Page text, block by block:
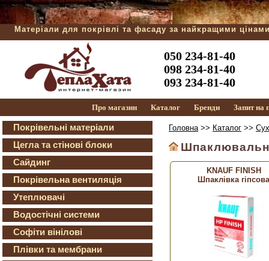
Матеріали для покрівлі та фасаду за найкращими
050 234-81-40
098 234-81-40
093 234-81-40
Про магазин Каталог Бренди Запит на
Покрівельні матеріали
Цегла та стінові блоки
Сайдинг
Покрівельна вентиляція
Утеплювачі
Водостічні системи
Софіти вінілові
Плівки та мембрани
Головна>> Каталог >>
KNAUF FINISH
Шпаклівка гіпсова